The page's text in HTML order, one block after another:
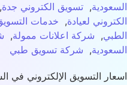
,تسويق الكتروني جدة,
لعيادة,خدمات التسويق
, شركة اعلانات ممولة,
,شركة تسويق طبي
التسويق الإلكتروني في